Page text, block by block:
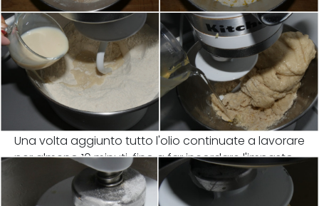
Una volta aggiunto tutto l'olio continuate a lavorare
per almeno 10 minuti, fino a far incordare l'impasto.